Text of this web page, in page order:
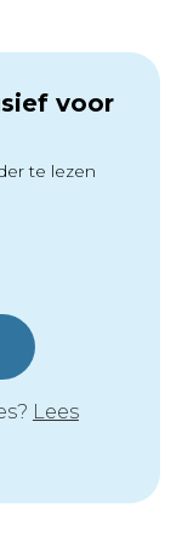
voor
te lezen
Lees